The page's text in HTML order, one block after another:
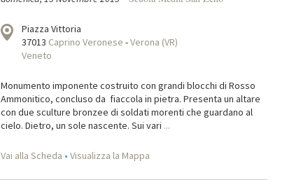
Piazza Vittoria
37013 Caprino Veronese -Verona (VR)
Veneto
Monumento imponente costruito con grandi blocchi di Rosso
Ammonitico, concluso da fiaccola in pietra. Presenta un altare
con due sculture bronzee di soldati morenti che guardano al
cielo. Dietro, un sole nascente. Sui vari ...
Vai alla Scheda • Visualizza la Mappa